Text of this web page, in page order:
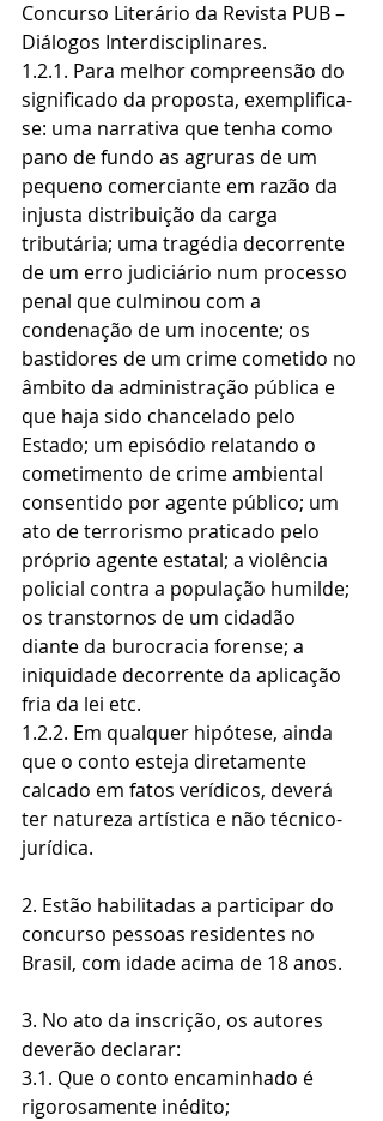
Concurso Literário da Revista PUB –
Diálogos Interdisciplinares.
1.2.1. Para melhor compreensão do
significado da proposta, exemplifica-
se: uma narrativa que tenha como
pano de fundo as agruras de um
pequeno comerciante em razão da
injusta distribuição da carga
tributária; uma tragédia decorrente
de um erro judiciário num processo
penal que culminou com a
condenação de um inocente; os
bastidores de um crime cometido no
âmbito da administração pública e
que haja sido chancelado pelo
Estado; um episódio relatando o
cometimento de crime ambiental
consentido por agente público; um
ato de terrorismo praticado pelo
próprio agente estatal; a violência
policial contra a população humilde;
os transtornos de um cidadão
diante da burocracia forense; a
iniquidade decorrente da aplicação
fria da lei etc.
1.2.2. Em qualquer hipótese, ainda
que o conto esteja diretamente
calcado em fatos verídicos, deverá
ter natureza artística e não técnico-
jurídica.
2. Estão habilitadas a participar do
concurso pessoas residentes no
Brasil, com idade acima de 18 anos.
3. No ato da inscrição, os autores
deverão declarar:
3.1. Que o conto encaminhado é
rigorosamente inédito;